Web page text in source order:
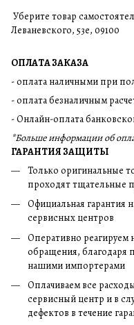
Уберите товар
Леваневского, 53е, 09100
ОПЛАТА ЗАКАЗА
- оплата наличными при
- оплата безналичным
- Онлайн-оплата
*Больше информации об
ГАРАНТИЯ ЗАЩИТЫ
Только оригинальные
проходят тщательные
Официальная гарантия
сервисных центров
Оперативно реагируем
обращения, благодаря
нашими импортерами
Оплачиваем все
сервисный центр и в
дефектов в течение